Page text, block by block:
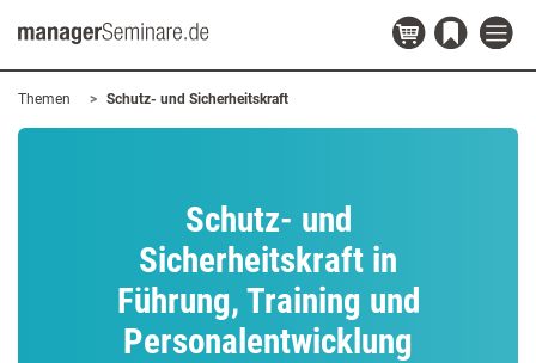
Themen Schutz- und Sicherheitskraft
Schutz- und
Sicherheitskraft in
Führung, Training und
Personalentwicklung